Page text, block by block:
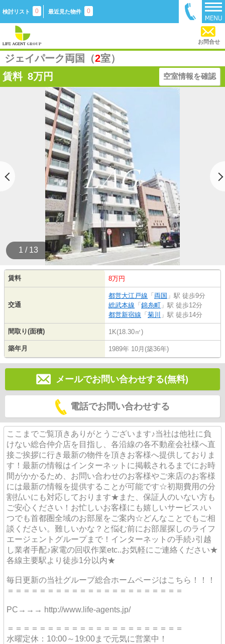
検討リスト 0 最近見た物件 0
お問合せ
ジェイパーク両国（2室）
賃料 8万円 空室情報を確認
1 / 13
賃料 8万円
交通
都営大江戸線 「 両国 」駅 徒歩9分
総武本線 「 錦糸町 」駅 徒歩12分
都営新宿線 「 菊川 」駅 徒歩14分
間取り(面積) 1K(18.30㎡)
築年月 1989年 10月(築36年)
メールでお問い合わせする(無料)
電話でお問い合わせする
ここまでご覧頂きありがとうございます♪当社は他社に負
けない総合仲介店を目指し、各沿線の各不動産会社様へ直
接ご挨拶に行き最新の物件を頂きお客様へ提供しておりま
す！最新の情報はインターネットに掲載されるまでにお時
間がかかるため、お問い合わせのお客様やご来店のお客様
には最新の情報を提供することが可能です☆初期費用の分
割払いにも対応しております★また、保証人のいない方も
ご安心ください！お忙しいお客様にも嬉しいサービス♪い
つでも首都圏全域のお部屋をご案内☆どんなことでもご相
談ください。難しいかな？と悩む前にお部屋探しのライフ
エージェントグループまで！インターネットの手続♪引越
し業者手配♪家電の回収作業etc..お気軽にご連絡ください★
各線主要駅より徒歩1分以内★
毎日更新の当社グループ総合ホームページはこちら！！！
＝＝＝＝＝＝＝＝＝＝＝＝＝＝＝＝＝＝＝＝＝＝
PC→→→ http://www.life-agents.jp/
＝＝＝＝＝＝＝＝＝＝＝＝＝＝＝＝＝＝＝＝＝＝
水曜定休：10:00～19:00まで元気に営業中！